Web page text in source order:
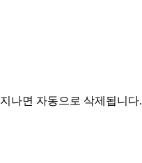
나면 자동으로 삭제됩니다.